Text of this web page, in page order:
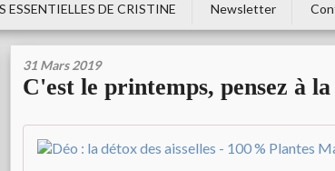
ESSENTIELLES DE CRISTINE Newsletter
31 Mars 2019
C'est le printemps, pensez à